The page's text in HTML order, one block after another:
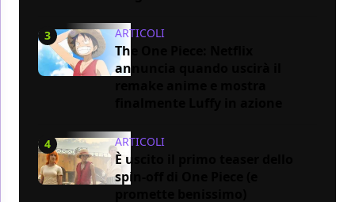
3 ARTICOLI
The One Piece: Netflix
annuncia quando uscirà il
4 ARTICOLI
È uscito il primo teaser dello
spin-off di One Piece (e